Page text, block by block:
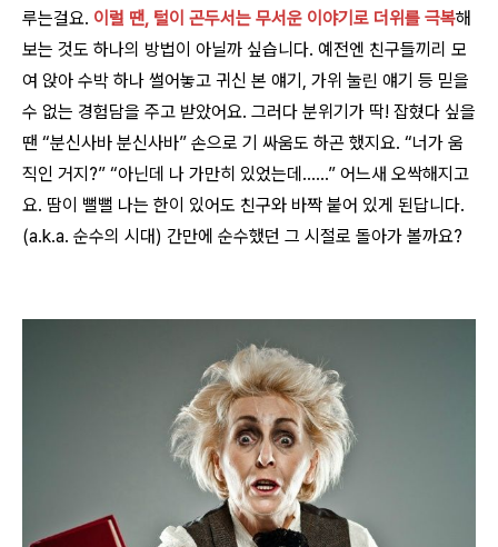
루는걸요. 이럴 땐, 털이 곤두서는 무서운 이야기로 더위를 극복해
보는 것도 하나의 방법이 아닐까 싶습니다. 예전엔 친구들끼리 모
여 앉아 수박 하나 썰어놓고 귀신 본 얘기, 가위 눌린 얘기 등 믿을
수 없는 경험담을 주고 받았어요. 그러다 분위기가 딱! 잡혔다 싶을
땐 “분신사바 분신사바” 손으로 기 싸움도 하곤 했지요. “너가 움
직인 거지?” “아닌데 나 가만히 있었는데……” 어느새 오싹해지고
요. 땀이 뻘뻘 나는 한이 있어도 친구와 바짝 붙어 있게 된답니다.
(a.k.a. 순수의 시대) 간만에 순수했던 그 시절로 돌아가 볼까요?